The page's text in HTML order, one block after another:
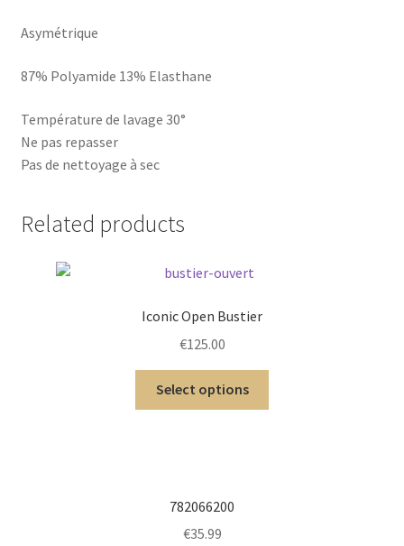
Asymétrique
87% Polyamide 13% Elasthane
Température de lavage 30°
Ne pas repasser
Pas de nettoyage à sec
Related products
Iconic Open Bustier
€125.00
Select options
782066200
€35.99